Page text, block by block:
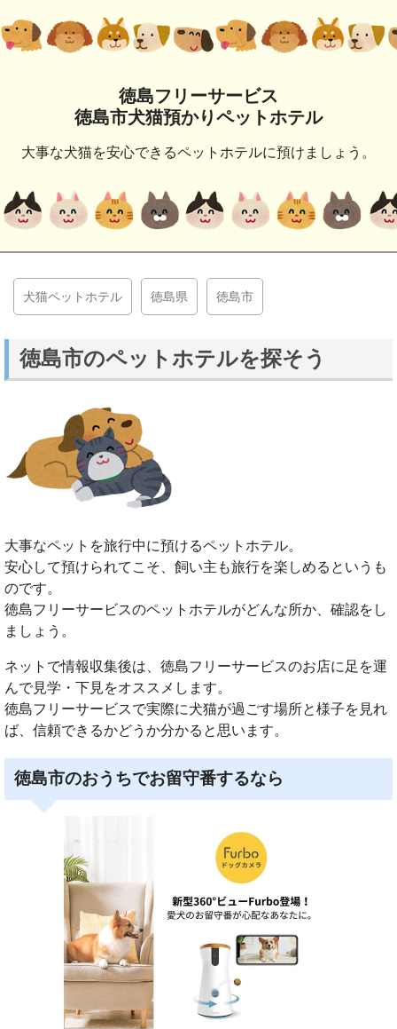
徳島フリーサービス
徳島市犬猫預かりペットホテル
大事な犬猫を安心できるペットホテルに預けましょう。
犬猫ペットホテル 徳島県 徳島市
徳島市のペットホテルを探そう
大事なペットを旅行中に預けるペットホテル。
安心して預けられてこそ、飼い主も旅行を楽しめるというも
のです。
徳島フリーサービスのペットホテルがどんな所か、確認をし
ましょう。
ネットで情報収集後は、徳島フリーサービスのお店に足を運
んで見学・下見をオススメします。
徳島フリーサービスで実際に犬猫が過ごす場所と様子を見れ
ば、信頼できるかどうか分かると思います。
徳島市のおうちでお留守番するなら